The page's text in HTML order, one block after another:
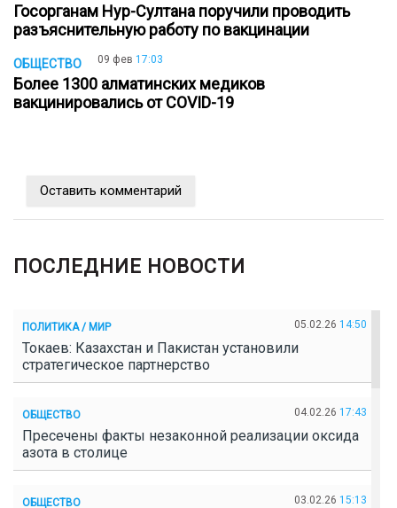
Госорганам Нур-Султана поручили проводить
разъяснительную работу по вакцинации
ОБЩЕСТВО 09 фев 17:03
Более 1300 алматинских медиков
вакцинировались от COVID-19
Оставить комментарий
ПОСЛЕДНИЕ НОВОСТИ
ПОЛИТИКА / МИР 05.02.26 14:50
Токаев: Казахстан и Пакистан установили
стратегическое партнерство
ОБЩЕСТВО 04.02.26 17:43
Пресечены факты незаконной реализации оксида
азота в столице
ОБЩЕСТВО 03.02.26 15:13